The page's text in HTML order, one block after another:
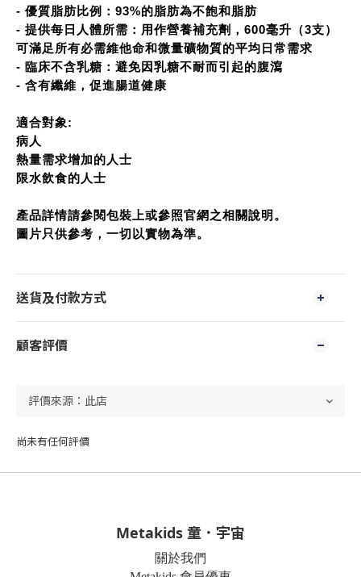
- 優質脂肪比例：93%的脂肪為不飽和脂肪
- 提供每日人體所需：用作營養補充劑，600毫升（3支）
可滿足所有必需維他命和微量礦物質的平均日常需求
- 臨床不含乳糖：避免因乳糖不耐而引起的腹瀉
- 含有纖維，促進腸道健康
適合對象:
病人
熱量需求增加的人士
限水飲食的人士
產品詳情請參閱包裝上或參照官網之相關說明。
圖片只供參考，一切以實物為準。
送貨及付款方式
顧客評價
尚未有任何評價
Metakids 童．宇宙
關於我們